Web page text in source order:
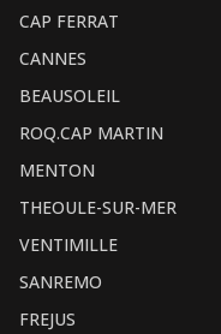
CAP FERRAT
CANNES
BEAUSOLEIL
ROQ.CAP MARTIN
MENTON
THEOULE-SUR-MER
VENTIMILLE
SANREMO
FREJUS